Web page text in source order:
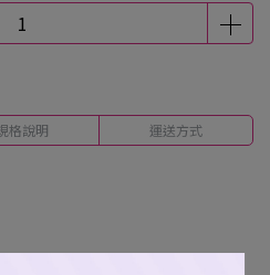
格說明 運送方式
，